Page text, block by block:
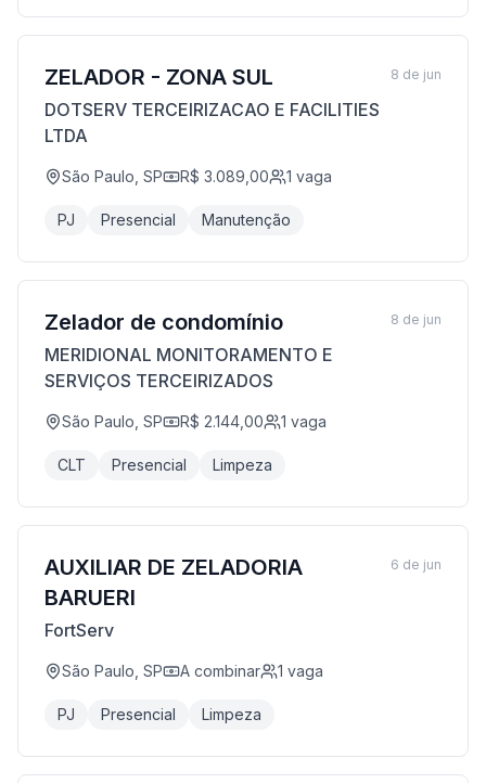
ZELADOR - ZONA SUL
DOTSERV TERCEIRIZACAO E FACILITIES
LTDA
São Paulo, SP R$ 3.089,00 1 vaga
PJ Presencial Manutenção
8 de jun
Zelador de condomínio
MERIDIONAL MONITORAMENTO E
SERVIÇOS TERCEIRIZADOS
São Paulo, SP R$ 2.144,00 1 vaga
CLT Presencial Limpeza
8 de jun
AUXILIAR DE ZELADORIA
BARUERI
FortServ
São Paulo, SP A combinar 1 vaga
PJ Presencial Limpeza
6 de jun